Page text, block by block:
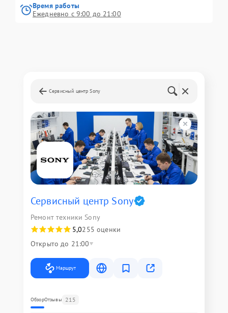
Время работы
Ежедневно с 9:00 до 21:00
Сервисный центр Sony
Сервисный центр Sony
Ремонт техники Sony
5,0255 оценки
Открыто до 21:00
Маршрут
ОбзорОтзывы 215